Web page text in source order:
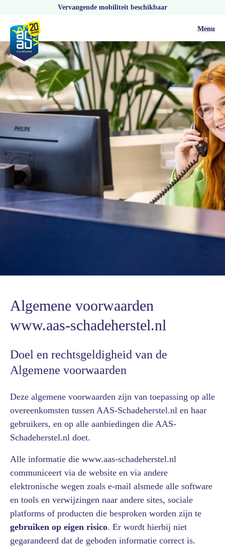
Vervangende mobiliteit beschikbaar
Menu
Algemene voorwaarden
www.aas-schadeherstel.nl
Doel en rechtsgeldigheid van de
Algemene voorwaarden
Deze algemene voorwaarden zijn van toepassing op alle
overeenkomsten tussen AAS-Schadeherstel.nl en haar
gebruikers, en op alle aanbiedingen die AAS-
Schadeherstel.nl doet.
Alle informatie die www.aas-schadeherstel.nl
communiceert via de website en via andere
elektronische wegen zoals e-mail alsmede alle software
en tools en verwijzingen naar andere sites, sociale
platforms of producten die besproken worden zijn te
gebruiken op eigen risico. Er wordt hierbij niet
gegarandeerd dat de geboden informatie correct is.